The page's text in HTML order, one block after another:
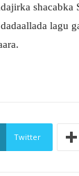
shacabka
lagu
Twitter